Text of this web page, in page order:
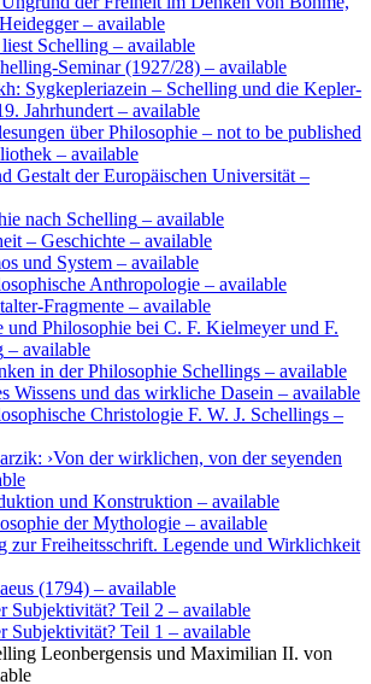
– available
Schelling – available
Seminar (1927/28) – available
Sygkepleriazein – Schelling und die Kepler-
Jahrhundert – available
über Philosophie – not to be published
– available
Gestalt der Europäischen Universität –
nach Schelling – available
– Geschichte – available
und System – available
Anthropologie – available
Fragmente – available
Philosophie bei C. F. Kielmeyer und F.
– available
in der Philosophie Schellings – available
Wissens und das wirkliche Dasein – available
Christologie F. W. J. Schellings –
›Von der wirklichen, von der seyenden
und Konstruktion – available
der Mythologie – available
zur Freiheitsschrift. Legende und Wirklichkeit
(1794) – available
Subjektivität? Teil 2 – available
Subjektivität? Teil 1 – available
Leonbergensis und Maximilian II. von